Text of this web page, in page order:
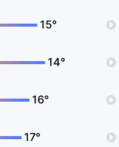
15°
14°
16°
17°